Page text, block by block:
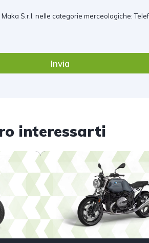
S.r.l. nelle categorie merceologiche:
Invia
interessarti